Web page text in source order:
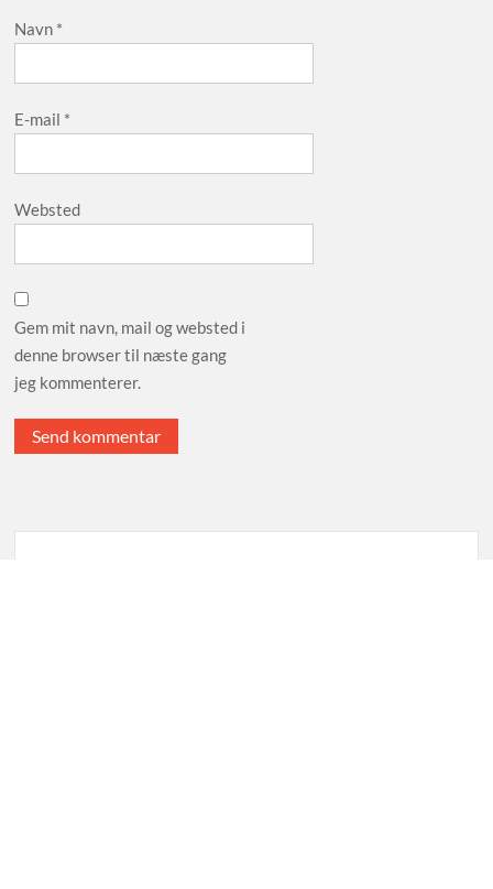
Navn *
E-mail *
Websted
Gem mit navn, mail og websted i
denne browser til næste gang
jeg kommenterer.